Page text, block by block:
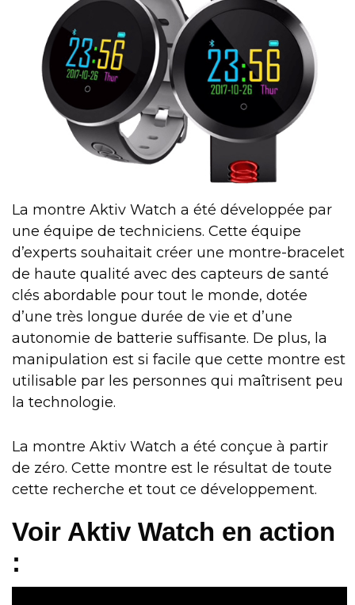
La montre Aktiv Watch a été développée par
une équipe de techniciens. Cette équipe
d’experts souhaitait créer une montre-bracelet
de haute qualité avec des capteurs de santé
clés abordable pour tout le monde, dotée
d’une très longue durée de vie et d’une
autonomie de batterie suffisante. De plus, la
manipulation est si facile que cette montre est
utilisable par les personnes qui maîtrisent peu
la technologie.
La montre Aktiv Watch a été conçue à partir
de zéro. Cette montre est le résultat de toute
cette recherche et tout ce développement.
Voir Aktiv Watch en action
: